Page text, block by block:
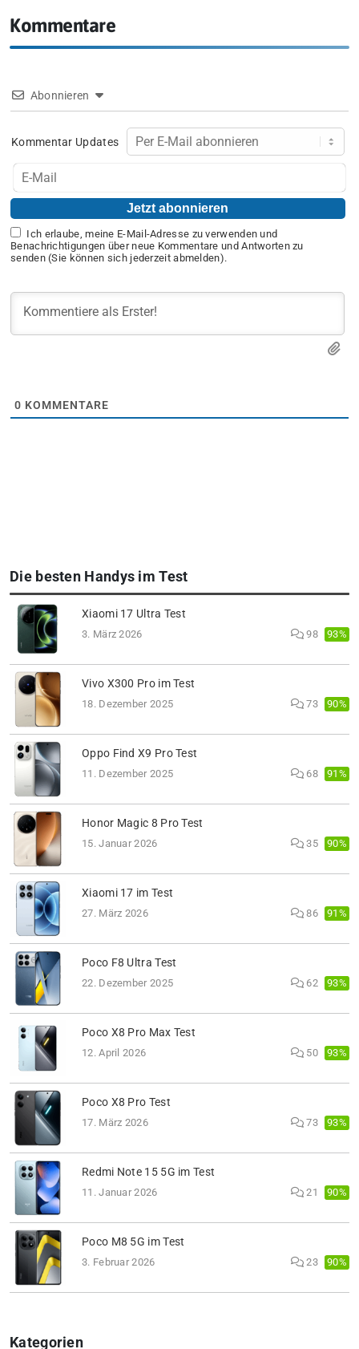
Kommentare
Abonnieren
Kommentar Updates
Ich erlaube, meine E-Mail-Adresse zu verwenden und
Benachrichtigungen über neue Kommentare und Antworten zu
senden (Sie können sich jederzeit abmelden).
0 KOMMENTARE
Die besten Handys im Test
Xiaomi 17 Ultra Test
3. März 2026 98 93%
Vivo X300 Pro im Test
18. Dezember 2025 73 90%
Oppo Find X9 Pro Test
11. Dezember 2025 68 91%
Honor Magic 8 Pro Test
15. Januar 2026 35 90%
Xiaomi 17 im Test
27. März 2026 86 91%
Poco F8 Ultra Test
22. Dezember 2025 62 93%
Poco X8 Pro Max Test
12. April 2026 50 93%
Poco X8 Pro Test
17. März 2026 73 93%
Redmi Note 15 5G im Test
11. Januar 2026 21 90%
Poco M8 5G im Test
3. Februar 2026 23 90%
Kategorien